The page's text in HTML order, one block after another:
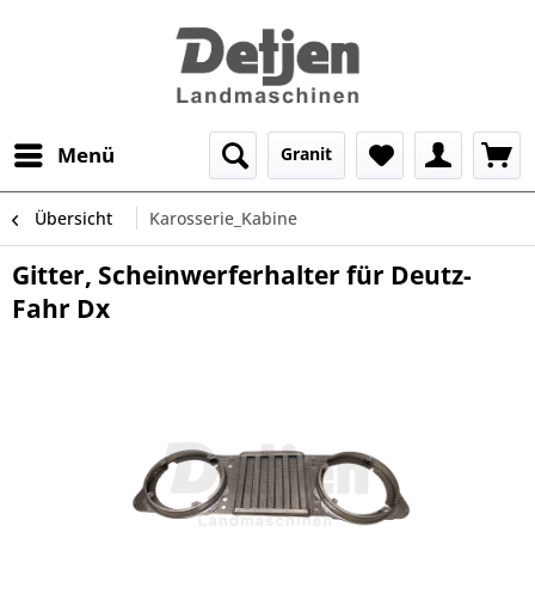
Menü Granit
Übersicht Karosserie_Kabine
Gitter, Scheinwerferhalter für Deutz-
Fahr Dx